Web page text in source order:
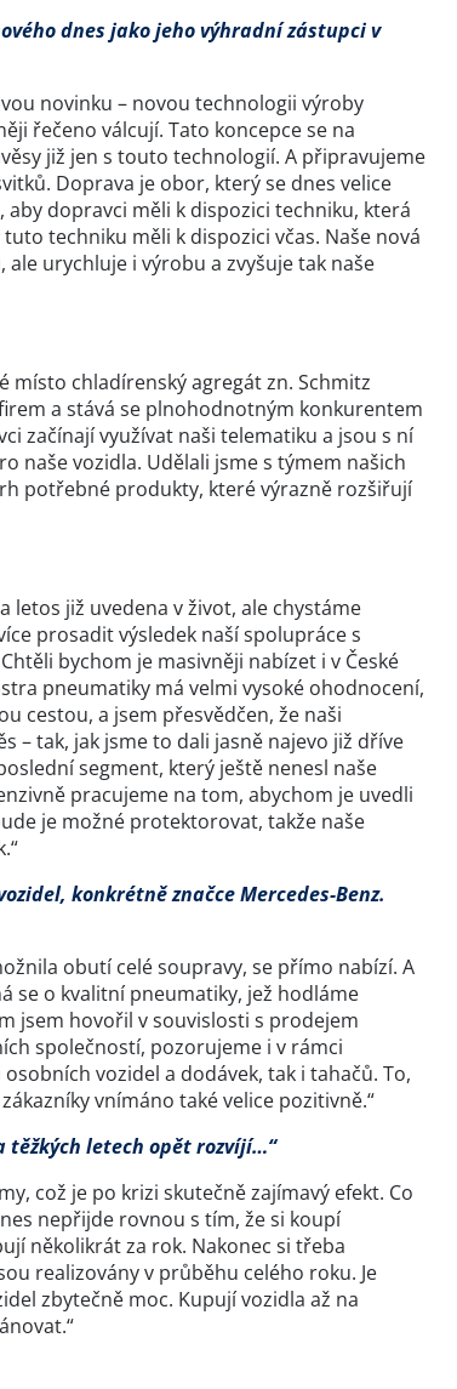
dnes jako jeho výhradní zástupci v
novinku – novou technologii výroby
řečeno válcují. Tato koncepce se na
již jen s touto technologií. A připravujeme
Doprava je obor, který se dnes velice
dopravci měli k dispozici techniku, která
techniku měli k dispozici včas. Naše nová
urychluje i výrobu a zvyšuje tak naše
místo chladírenský agregát zn. Schmitz
a stává se plnohodnotným konkurentem
začínají využívat naši telematiku a jsou s ní
naše vozidla. Udělali jsme s týmem našich
potřebné produkty, které výrazně rozšiřují
letos již uvedena v život, ale chystáme
prosadit výsledek naší spolupráce s
bychom je masivněji nabízet i v České
pneumatiky má velmi vysoké ohodnocení,
cestou, a jsem přesvědčen, že naši
– tak, jak jsme to dali jasně najevo již dříve
segment, který ještě nenesl naše
pracujeme na tom, abychom je uvedli
je možné protektorovat, takže naše
konkrétně značce Mercedes-Benz.
obutí celé soupravy, se přímo nabízí. A
se o kvalitní pneumatiky, jež hodláme
jsem hovořil v souvislosti s prodejem
společností, pozorujeme i v rámci
vozidel a dodávek, tak i tahačů. To,
vnímáno také velice pozitivně.“
těžkých letech opět rozvíjí…“
což je po krizi skutečně zajímavý efekt. Co
nepřijde rovnou s tím, že si koupí
několikrát za rok. Nakonec si třeba
realizovány v průběhu celého roku. Je
zbytečně moc. Kupují vozidla až na